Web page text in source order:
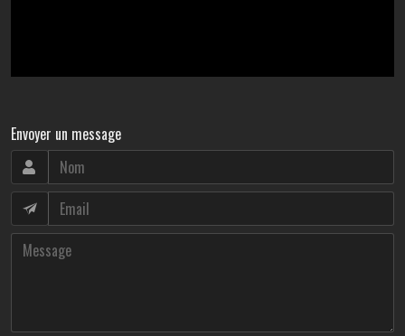
Envoyer un message